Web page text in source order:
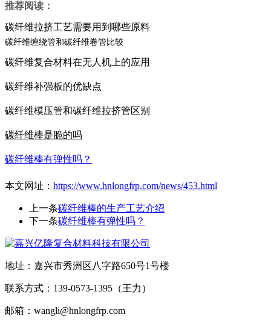
推荐阅读：
碳纤维拉挤工艺需要用到哪些原料
碳纤维缠绕管和碳纤维卷管比较
碳纤维复合材料在无人机上的应用
碳纤维补强板的优缺点
碳纤维模压管和碳纤维拉挤管区别
碳纤维棒是脆的吗
碳纤维棒有弹性吗？
本文网址： https://www.hnlongfrp.com/news/453.html
上一条碳纤维棒的生产工艺介绍
下一条碳纤维棒有弹性吗？
地址：嘉兴市秀洲区八字路650号1号楼
联系方式：139-0573-1395（王力）
邮箱：wangli@hnlongfrp.com